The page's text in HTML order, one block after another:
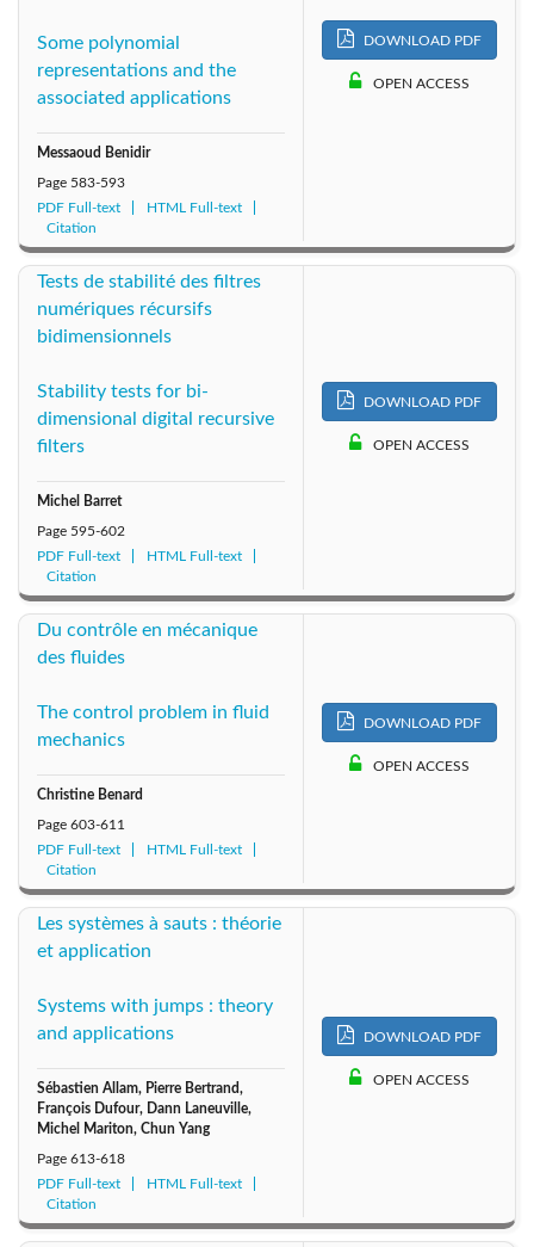
Some polynomial
representations and the
associated applications
Messaoud Benidir
Page 583-593
PDF Full-text
HTML Full-text
Citation
DOWNLOAD PDF
OPEN ACCESS
Tests de stabilité des filtres
numériques récursifs
bidimensionnels
Stability tests for bi-
dimensional digital recursive
filters
Michel Barret
Page 595-602
PDF Full-text
HTML Full-text
Citation
DOWNLOAD PDF
OPEN ACCESS
Du contrôle en mécanique
des fluides
The control problem in fluid
mechanics
Christine Benard
Page 603-611
PDF Full-text
HTML Full-text
Citation
DOWNLOAD PDF
OPEN ACCESS
Les systèmes à sauts : théorie
et application
Systems with jumps : theory
and applications
Sébastien Allam, Pierre Bertrand,
François Dufour, Dann Laneuville,
Michel Mariton, Chun Yang
Page 613-618
PDF Full-text
HTML Full-text
Citation
DOWNLOAD PDF
OPEN ACCESS